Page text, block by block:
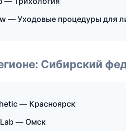
— Уходовые процедуры для
Сибирский
— Красноярск
Lab — Омск